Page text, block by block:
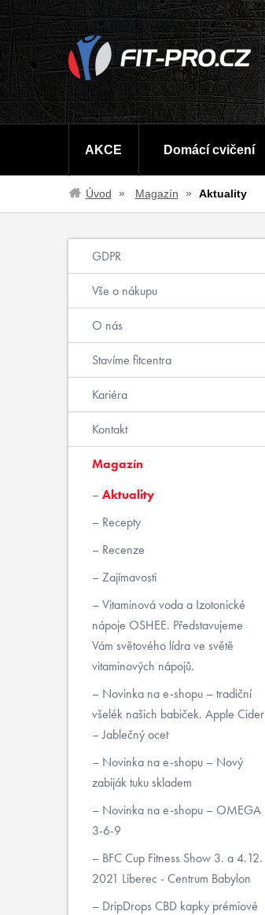
AKCE Domácí cvičení
Úvod Magazín Aktuality
GDPR
Vše o nákupu
O nás
Stavíme fitcentra
Kariéra
Kontakt
Magazín
Aktuality
Recepty
Recenze
Zajímavosti
Vitaminová voda a Izotonické
nápoje OSHEE. Představujeme
Vám světového lídra ve světě
vitaminových nápojů.
Novinka na e-shopu – tradiční
všelék našich babiček. Apple Cider
– Jablečný ocet
Novinka na e-shopu – Nový
zabiják tuku skladem
Novinka na e-shopu – OMEGA
3-6-9
BFC Cup Fitness Show 3. a 4.12.
2021 Liberec - Centrum Babylon
DripDrops CBD kapky prémiové